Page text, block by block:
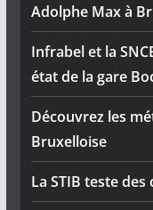
Adolphe Max à
Infrabel et la
état de la gare
Découvrez les
Bruxelloise
La STIB teste